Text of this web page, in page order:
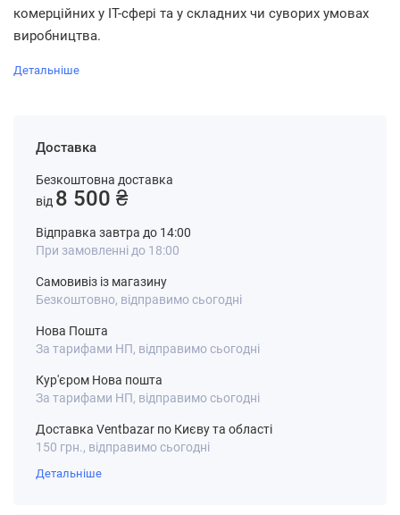
комерційних у IT-сфері та у складних чи суворих умовах
виробництва.
Детальніше
Доставка
Безкоштовна доставка
від 8 500 ₴
Відправка завтра до 14:00
При замовленні до 18:00
Самовивіз із магазину
Безкоштовно, відправимо сьогодні
Нова Пошта
За тарифами НП, відправимо сьогодні
Кур'єром Нова пошта
За тарифами НП, відправимо сьогодні
Доставка Ventbazar по Києву та області
150 грн., відправимо сьогодні
Детальніше